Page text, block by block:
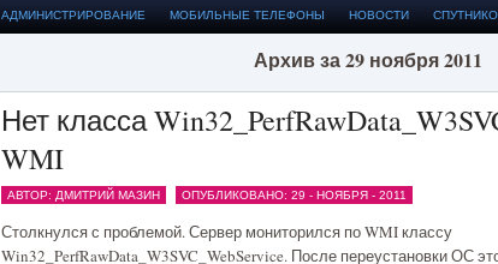
АДМИНИСТРИРОВАНИЕ МОБИЛЬНЫЕ ТЕЛЕФОНЫ НОВОСТИ
Архив за 29 ноября 2011
Нет класса
WMI
АВТОР: ДМИТРИЙ МАЗИН ОПУБЛИКОВАНО: 29 - НОЯБРЯ - 2011
Столкнулся с проблемой. Сервер мониторился по WMI классу
Win32_PerfRawData_W3SVC_WebService. После переустановки ОС